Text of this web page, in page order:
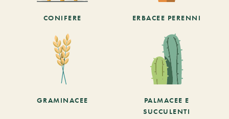
CONIFERE ERBACEE PERENNI
GRAMINACEE
PALMACEE E
SUCCULENTI